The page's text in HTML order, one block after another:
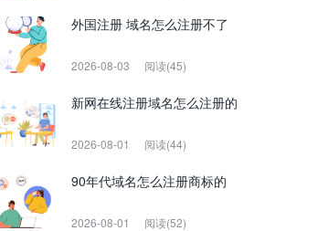
外国注册 域名怎么注册不了
2026-08-03 阅读(45)
新网在线注册域名怎么注册的
2026-08-01 阅读(44)
90年代域名怎么注册商标的
2026-08-01 阅读(52)